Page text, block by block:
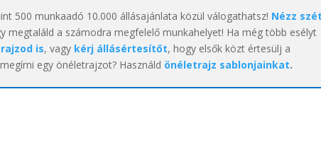
500 munkaadó 10.000 állásajánlata közül válogathatsz! Nézz
megtaláld a számodra megfelelő munkahelyet! Ha még több esélyt
is, vagy kérj állásértesítőt, hogy elsők közt értesülj a
egy önéletrajzot? Használd önéletrajz sablonjainkat.